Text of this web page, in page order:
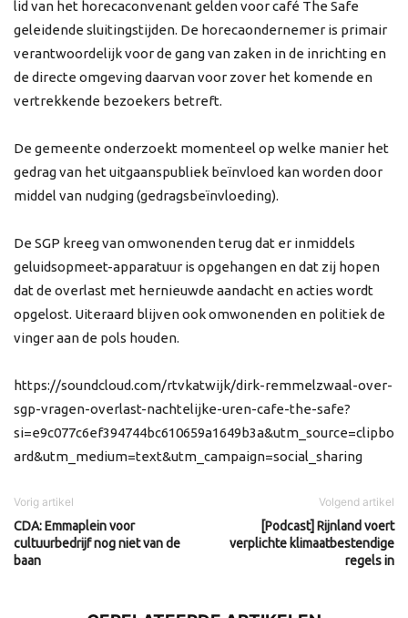
lid van het horecaconvenant gelden voor café The Safe
geleidende sluitingstijden. De horecaondernemer is primair
verantwoordelijk voor de gang van zaken in de inrichting en
de directe omgeving daarvan voor zover het komende en
vertrekkende bezoekers betreft.
De gemeente onderzoekt momenteel op welke manier het
gedrag van het uitgaanspubliek beïnvloed kan worden door
middel van nudging (gedragsbeïnvloeding).
De SGP kreeg van omwonenden terug dat er inmiddels
geluidsopmeet-apparatuur is opgehangen en dat zij hopen
dat de overlast met hernieuwde aandacht en acties wordt
opgelost. Uiteraard blijven ook omwonenden en politiek de
vinger aan de pols houden.
https://soundcloud.com/rtvkatwijk/dirk-remmelzwaal-over-
sgp-vragen-overlast-nachtelijke-uren-cafe-the-safe?
si=e9c077c6ef394744bc610659a1649b3a&utm_source=clipbo
ard&utm_medium=text&utm_campaign=social_sharing
Vorig artikel
CDA: Emmaplein voor
cultuurbedrijf nog niet van de
baan
Volgend artikel
[Podcast] Rijnland voert
verplichte klimaatbestendige
regels in